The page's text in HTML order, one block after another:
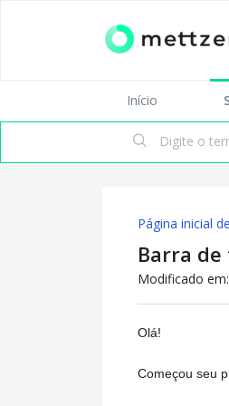
Início
Página inicial
Barra de
Modificado
Olá!
Começou seu